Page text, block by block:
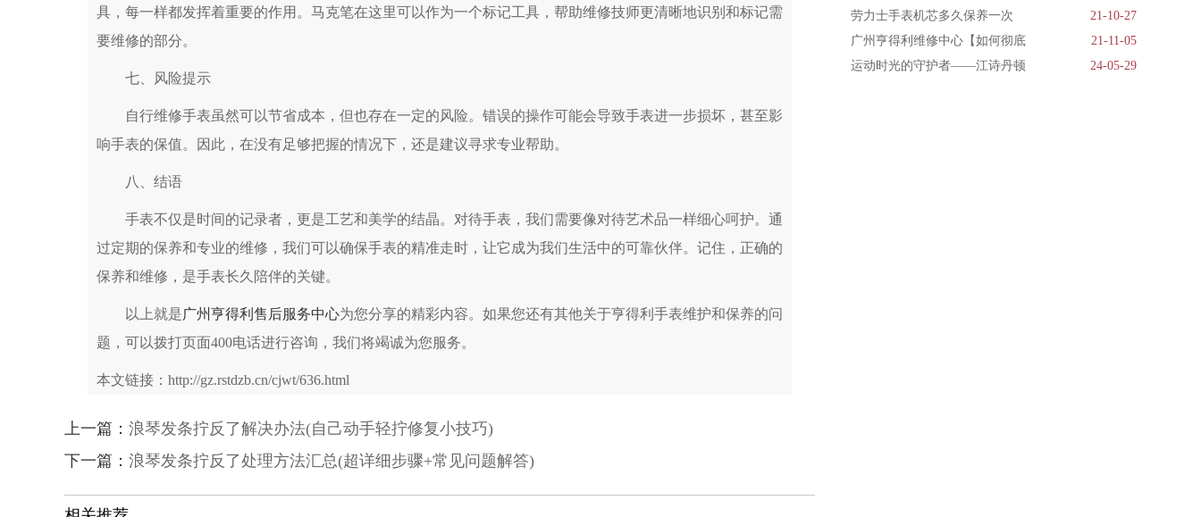
具，每一样都发挥着重要的作用。马克笔在这里可以作为一个标记工具，帮助维修技师更清晰地识别和标记需
要维修的部分。
七、风险提示
自行维修手表虽然可以节省成本，但也存在一定的风险。错误的操作可能会导致手表进一步损坏，甚至影
响手表的保值。因此，在没有足够把握的情况下，还是建议寻求专业帮助。
八、结语
手表不仅是时间的记录者，更是工艺和美学的结晶。对待手表，我们需要像对待艺术品一样细心呵护。通
过定期的保养和专业的维修，我们可以确保手表的精准走时，让它成为我们生活中的可靠伙伴。记住，正确的
保养和维修，是手表长久陪伴的关键。
以上就是广州亨得利售后服务中心为您分享的精彩内容。如果您还有其他关于亨得利手表维护和保养的问
题，可以拨打页面400电话进行咨询，我们将竭诚为您服务。
本文链接：http://gz.rstdzb.cn/cjwt/636.html
上一篇： 浪琴发条拧反了解决办法(自己动手轻拧修复小技巧)
下一篇： 浪琴发条拧反了处理方法汇总(超详细步骤+常见问题解答)
劳力士手表机芯多久保养一次
21-10-27
广州亨得利维修中心【如何彻底
21-11-05
运动时光的守护者——江诗丹顿
24-05-29